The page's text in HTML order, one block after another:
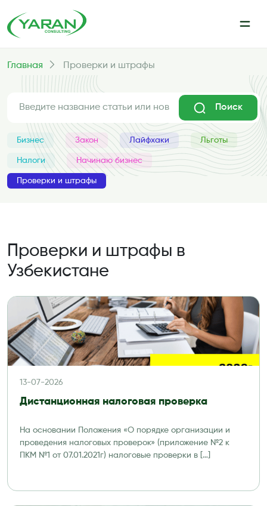
Главная Проверки и штрафы
Поиск
Бизнес Закон Лайфхаки Льготы
Налоги Начинаю бизнес
Проверки и штрафы
Проверки и штрафы в
Узбекистане
13-07-2026
Дистанционная налоговая проверка
На основании Положения «О порядке организации и
проведения налоговых проверок» (приложение №2 к
ПКМ №1 от 07.01.2021г) налоговые проверки в […]